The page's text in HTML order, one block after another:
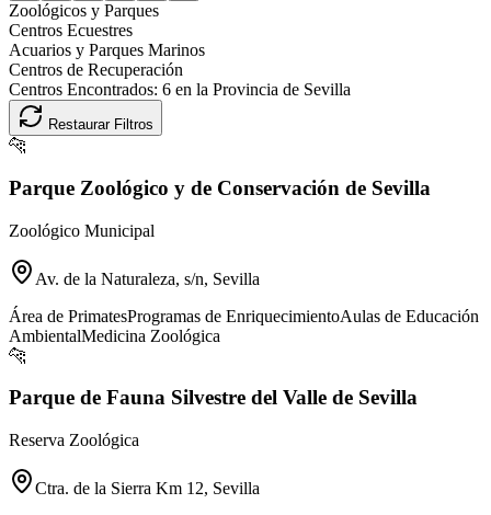
Zoológicos y Parques
Centros Ecuestres
Acuarios y Parques Marinos
Centros de Recuperación
Centros Encontrados: 6 en la Provincia de Sevilla
Restaurar Filtros
🐆
Parque Zoológico y de Conservación de Sevilla
Zoológico Municipal
Av. de la Naturaleza, s/n, Sevilla
Área de PrimatesProgramas de EnriquecimientoAulas de Educación
AmbientalMedicina Zoológica
🐆
Parque de Fauna Silvestre del Valle de Sevilla
Reserva Zoológica
Ctra. de la Sierra Km 12, Sevilla